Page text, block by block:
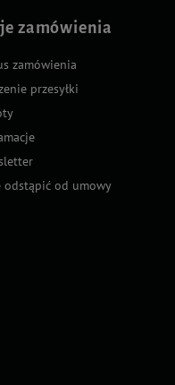
zamówienia
zamówienia
przesyłki
odstąpić od umowy